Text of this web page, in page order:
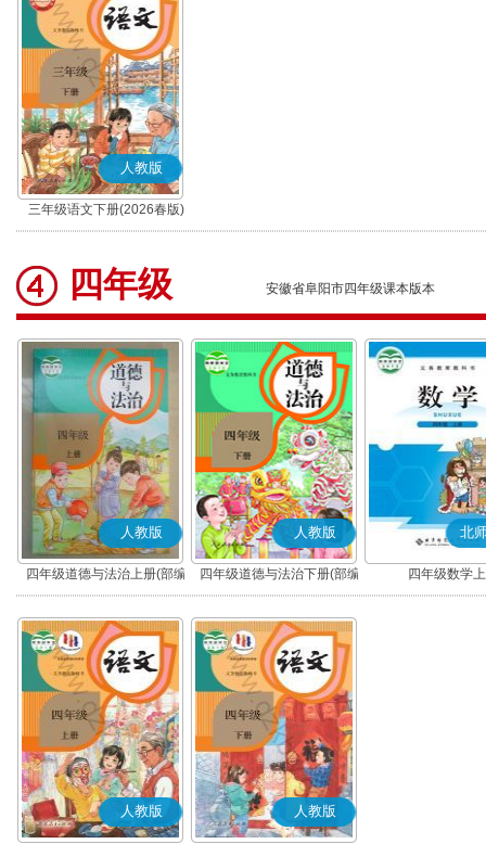
人教版
三年级语文下册(2026春版)
(部编版)
四年级 安徽省阜阳市四年级课本版本
人教版
四年级道德与法治上册(部编
版)
人教版
四年级道德与法治下册(部编
版)
北
四年级数学
人教版 人教版